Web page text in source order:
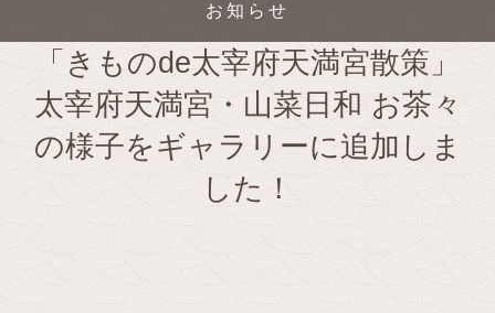
お知らせ
「きものde太宰府天満宮散策」
太宰府天満宮・山菜日和 お茶々
の様子をギャラリーに追加しま
した！